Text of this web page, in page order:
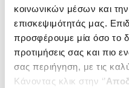
κοινωνικών μέσων και
επισκεψιμότητάς μας.
προσφέρουμε μία όσο το
προτιμήσεις σας και πιο
σας περιήγηση, με τις
Κάνοντας κλικ στην ‘’
PANTZOPOULOS D. YIANNIS
Κωδ. Πολιτείας:8185-0030
10 €
Τιμή Έκδοσης
7 €
Τιμή Πολιτείας